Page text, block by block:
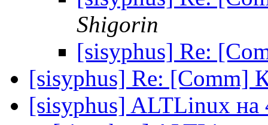
Shigorin
[sisyphus] Re:
[sisyphus] Re: [Comm]
[sisyphus] ALTLinux на